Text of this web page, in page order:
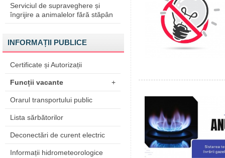
Serviciul de supraveghere și
îngrijire a animalelor fără stăpân
INFORMAȚII PUBLICE
Certificate și Autorizații
Funcții vacante +
Orarul transportului public
Lista sărbătorilor
Deconectări de curent electric
Informații hidrometeorologice